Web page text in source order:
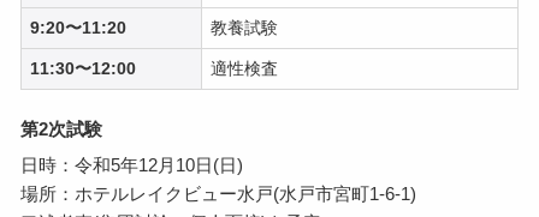
9:20〜11:20 教養試験
11:30〜12:00 適性検査
第2次試験
日時：令和5年12月10日(日)
場所：ホテルレイクビュー水戸(水戸市宮町1-6-1)